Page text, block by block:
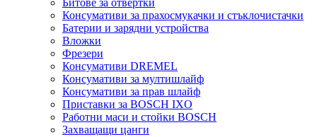
Битове за отвертки
Консумативи за прахосмукачки и стъклочистачки
Батерии и зарядни устройства
Вложки
Фрезери
Консумативи DREMEL
Консумативи за мултишлайф
Консумативи за прав шлайф
Приставки за BOSCH IXO
Работни маси и стойки BOSCH
Захващащи цанги